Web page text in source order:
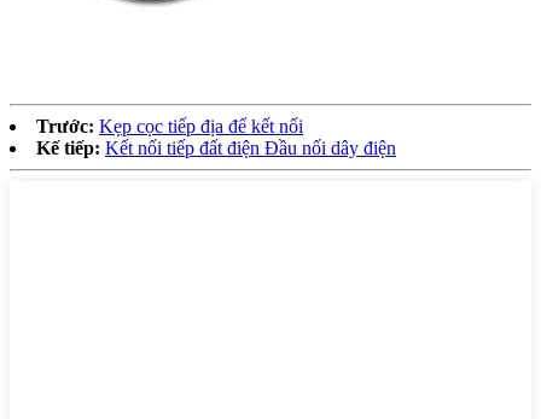
Trước: Kẹp cọc tiếp địa để kết nối
Kế tiếp: Kết nối tiếp đất điện Đầu nối dây điện